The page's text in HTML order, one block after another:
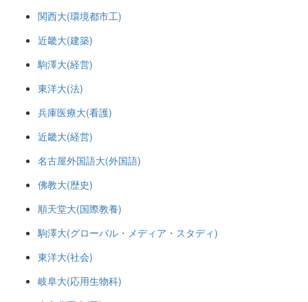
関西大(環境都市工)
近畿大(建築)
駒澤大(経営)
東洋大(法)
兵庫医療大(看護)
近畿大(経営)
名古屋外国語大(外国語)
佛教大(歴史)
順天堂大(国際教養)
駒澤大(グローバル・メディア・スタディ)
東洋大(社会)
岐阜大(応用生物科)